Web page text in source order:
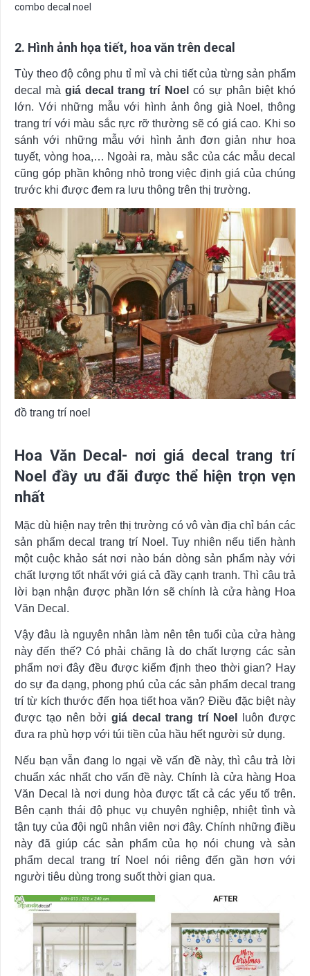
combo decal noel
2. Hình ảnh họa tiết, hoa văn trên decal
Tùy theo độ công phu tỉ mỉ và chi tiết của từng sản phẩm
decal màgiá decal trang trí Noel có sự phân biệt khó
lớn. Với những mẫu với hình ảnh ông già Noel, thông
trang trí với màu sắc rực rỡ thường sẽ có giá cao. Khi so
sánh với những mẫu với hình ảnh đơn giản như hoa
tuyết, vòng hoa,… Ngoài ra, màu sắc của các mẫu decal
cũng góp phần không nhỏ trong việc định giá của chúng
trước khi được đem ra lưu thông trên thị trường.
đồ trang trí noel
Hoa Văn Decal- nơi giá decal trang trí
Noel đầy ưu đãi được thể hiện trọn vẹn
nhất
Mặc dù hiện nay trên thị trường có vô vàn địa chỉ bán các
sản phẩm decal trang trí Noel. Tuy nhiên nếu tiến hành
một cuộc khảo sát nơi nào bán dòng sản phẩm này với
chất lượng tốt nhất với giá cả đầy cạnh tranh. Thì câu trả
lời bạn nhận được phần lớn sẽ chính là cửa hàng Hoa
Văn Decal.
Vậy đâu là nguyên nhân làm nên tên tuổi của cửa hàng
này đến thế? Có phải chăng là do chất lượng các sản
phẩm nơi đây đều được kiểm định theo thời gian? Hay
do sự đa dạng, phong phú của các sản phẩm decal trang
trí từ kích thước đến họa tiết hoa văn? Điều đặc biệt này
được tạo nên bởi giá decal trang trí Noel
luôn được
đưa ra phù hợp với túi tiền của hầu hết người sử dụng.
Nếu bạn vẫn đang lo ngại về vấn đề này, thì câu trả lời
chuẩn xác nhất cho vấn đề này. Chính là cửa hàng Hoa
Văn Decal là nơi dung hòa được tất cả các yếu tố trên.
Bên cạnh thái độ phục vụ chuyên nghiệp, nhiệt tình và
tận tụy của đội ngũ nhân viên nơi đây. Chính những điều
này đã giúp các sản phẩm của họ nói chung và sản
phẩm decal trang trí Noel nói riêng đến gần hơn với
người tiêu dùng trong suốt thời gian qua.